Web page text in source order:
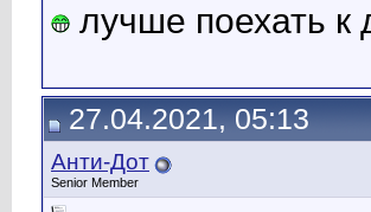
лучше поехать к
27.04.2021, 05:13
Анти-Дот
Senior Member